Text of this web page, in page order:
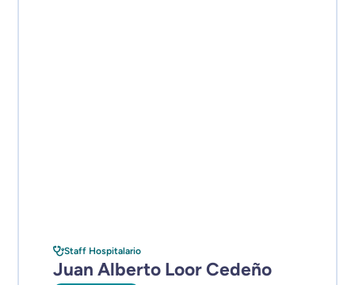
Staff Hospitalario
Juan Alberto Loor Cedeño